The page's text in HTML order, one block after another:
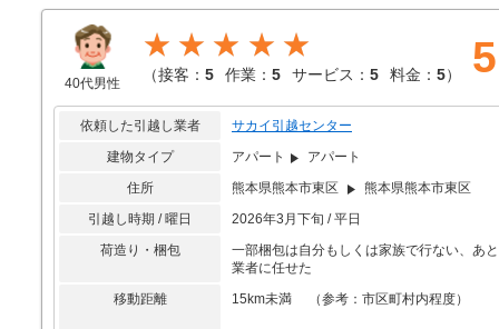
40代男性
★★★★★
（接客： 5 作業： 5 サービス： 5 料金： 5） 5
依頼した引越し業者
サカイ引越センター
建物タイプ
アパート
アパート
住所
熊本県熊本市東区
熊本県熊本市東区
引越し時期 / 曜日
2026年3月下旬 / 平日
荷造り・梱包
一部梱包は自分もしくは家族で行ない、あ
業者に任せた
移動距離
15km未満 （参考：市区町村内程度）